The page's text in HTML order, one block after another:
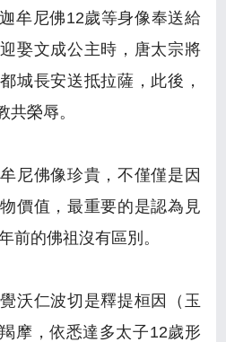
牟尼佛12歲等身像奉送給
娶文成公主時，唐太宗將
城長安送抵拉薩，此後，
共榮辱。
尼佛像珍貴，不僅僅是因
價值，最重要的是認為見
前的佛祖沒有區別。
沃仁波切是釋提桓因（玉
摩，依悉達多太子12歲形